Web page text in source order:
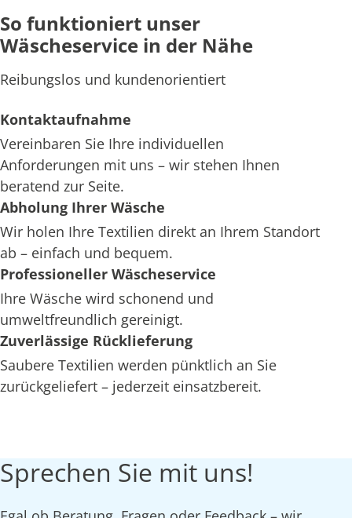
So funktioniert unser
Wäscheservice in der Nähe
Reibungslos und kundenorientiert
Kontaktaufnahme
Vereinbaren Sie Ihre individuellen
Anforderungen mit uns – wir stehen Ihnen
beratend zur Seite.
Abholung Ihrer Wäsche
Wir holen Ihre Textilien direkt an Ihrem Standort
ab – einfach und bequem.
Professioneller Wäscheservice
Ihre Wäsche wird schonend und
umweltfreundlich gereinigt.
Zuverlässige Rücklieferung
Saubere Textilien werden pünktlich an Sie
zurückgeliefert – jederzeit einsatzbereit.
Sprechen Sie mit uns!